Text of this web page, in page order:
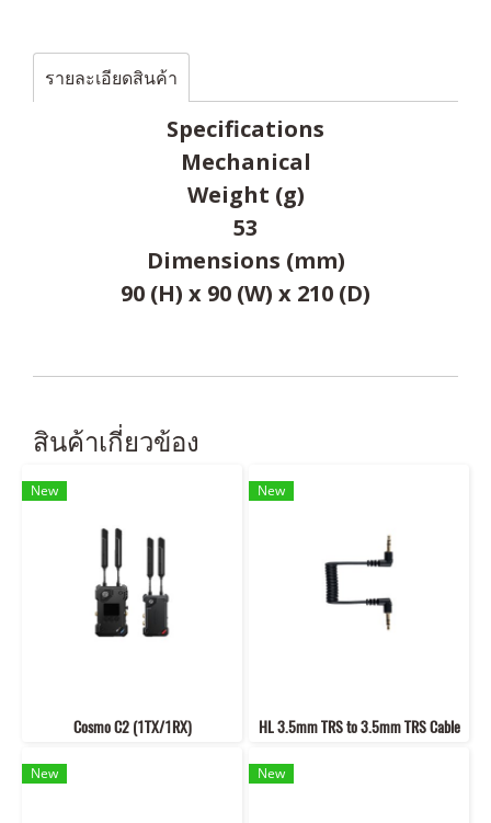
รายละเอียดสินค้า
Specifications
Mechanical
Weight (g)
53
Dimensions (mm)
90 (H) x 90 (W) x 210 (D)
สินค้าเกี่ยวข้อง
New
Cosmo C2 (1TX/1RX)
New
HL 3.5mm TRS to 3.5mm TRS Cable
New New